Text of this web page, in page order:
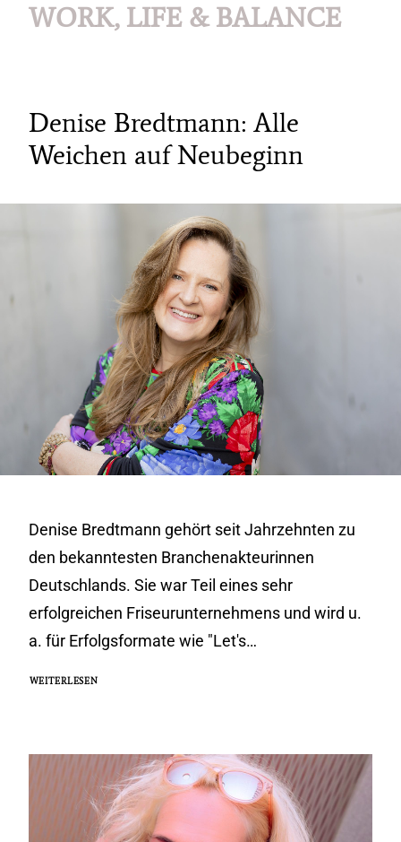
WORK, LIFE & BALANCE
Denise Bredtmann: Alle
Weichen auf Neubeginn
Denise Bredtmann gehört seit Jahrzehnten zu
den bekanntesten Branchenakteurinnen
Deutschlands. Sie war Teil eines sehr
erfolgreichen Friseurunternehmens und wird u.
a. für Erfolgsformate wie "Let's…
WEITERLESEN